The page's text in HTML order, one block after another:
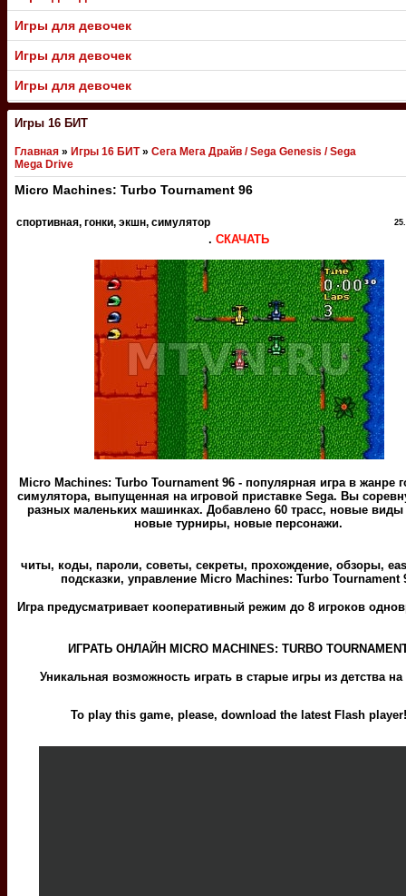
Игры для девочек
Игры для девочек
Игры для девочек
Игры 16 БИТ
Главная » Игры 16 БИТ» Сега Мега Драйв / Sega Genesis / Sega
Mega Drive
Micro Machines: Turbo Tournament 96
спортивная, гонки, экшн, симулятор
. СКАЧАТЬ
Micro Machines: Turbo Tournament 96 - популярная игра в жанре
симулятора, выпущенная на игровой приставке Sega. Вы
разных маленьких машинках. Добавлено 60 трасс, новые
новые турниры, новые персонажи.
читы, коды, пароли, советы, секреты, прохождение, обзоры,
подсказки, управление Micro Machines: Turbo Tournament
Игра предусматривает кооперативный режим до 8 игроков
ИГРАТЬ ОНЛАЙН MICRO MACHINES: TURBO
Уникальная возможность играть в старые игры из детства на
To play this game, please, download the latest Flash player!